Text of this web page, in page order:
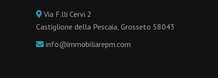
Via F.lli Cervi 2
Castiglione della Pescaia, Grosseto 58043
info@immobiliarepm.com